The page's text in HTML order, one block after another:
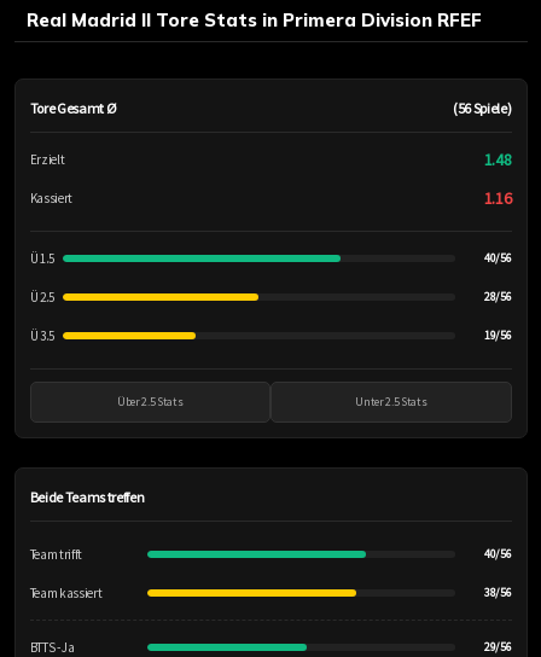
Real Madrid II Tore Stats in Primera Division RFEF
Tore Gesamt Ø (56 Spiele)
Erzielt 1.48
Kassiert 1.16
Ü 1.5 40/56
Ü 2.5 28/56
Ü 3.5 19/56
Über 2.5 Stats Unter 2.5 Stats
Beide Teams treffen
Team trifft 40/56
Team kassiert 38/56
BTTS - Ja 29/56